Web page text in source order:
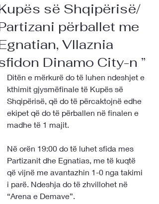
së Shqipërisë/
përballet me
Vllaznia
Dinamo City-n ”
Ditën e mërkurë do të luhen ndeshjet e
kthimit gjysmëfinale të Kupës së
Shqipërisë, që do të përcaktojnë edhe
ekipet që do të përballen në finalen e
madhe të 1 majit.
Në orën 19:00 do të luhet sfida mes
Partizanit dhe Egnatias, me të kuqtë
që vijnë me avantazhin 1-0 nga takimi
i parë. Ndeshja do të zhvillohet në
“Arena e Demave”.